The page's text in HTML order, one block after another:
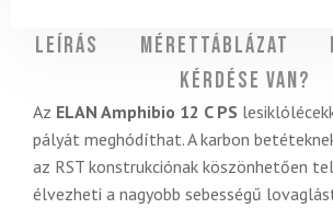
Leírás Mérettáblázat
Kérdése van?
Az ELAN Amphibio 12 C PS
pályát meghódíthat. A karbon
az RST konstrukciónak köszönhetően
élvezheti a nagyobb sebességű